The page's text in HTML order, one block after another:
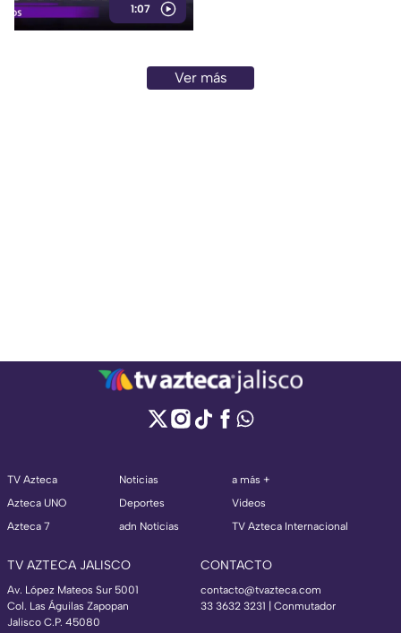
1:07
Ver más
TV Azteca
Azteca UNO
Azteca 7
Noticias
Deportes
adn Noticias
a más +
Videos
TV Azteca Internacional
TV AZTECA JALISCO
Av. López Mateos Sur 5001
Col. Las Águilas Zapopan
Jalisco C.P. 45080
CONTACTO
contacto@tvazteca.com
33 3632 3231 | Conmutador